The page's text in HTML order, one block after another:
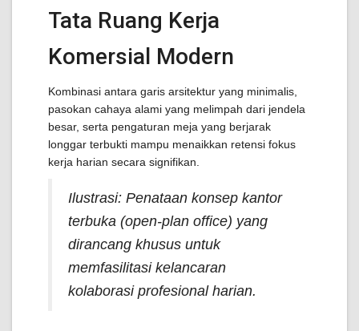
Tata Ruang Kerja
Komersial Modern
Kombinasi antara garis arsitektur yang minimalis,
pasokan cahaya alami yang melimpah dari jendela
besar, serta pengaturan meja yang berjarak
longgar terbukti mampu menaikkan retensi fokus
kerja harian secara signifikan.
Ilustrasi: Penataan konsep kantor
terbuka (open-plan office) yang
dirancang khusus untuk
memfasilitasi kelancaran
kolaborasi profesional harian.